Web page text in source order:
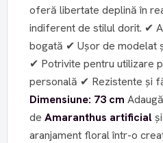
oferă libertate deplină în
indiferent de stilul dorit. ✔
bogată ✔ Ușor de modelat
✔ Potrivite pentru utilizare
personală ✔ Rezistente și
Dimensiune: 73 cm
de Amaranthus artificial
aranjament floral într-o